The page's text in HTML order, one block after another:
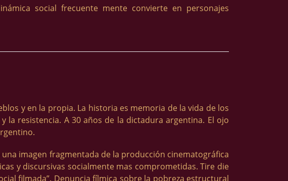
social frecuente mente convierte en personajes
y en la propia. La historia es memoria de la vida de los
resistencia. A 30 años de la dictadura argentina. El ojo
imagen fragmentada de la producción cinematográfica
y discursivas socialmente mas comprometidas. Tire die
filmada”. Denuncia fílmica sobre la pobreza estructural